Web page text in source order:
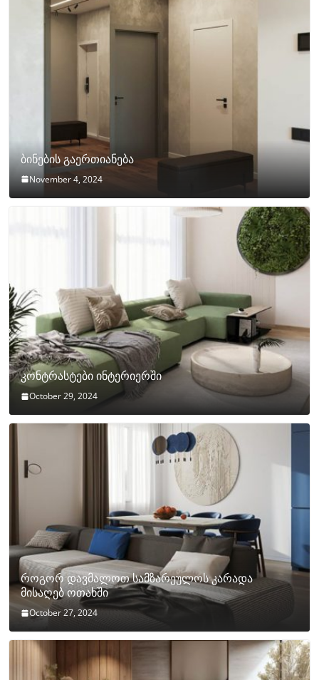
ბინების გაერთიანება
November 4, 2024
კონტრასტები ინტერიერში
October 29, 2024
როგორ დავმალოთ სამზარეულოს კარადა
მისაღებ ოთახში
October 27, 2024